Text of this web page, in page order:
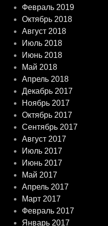
Февраль 2019
Октябрь 2018
Август 2018
Июль 2018
Июнь 2018
Май 2018
Апрель 2018
Декабрь 2017
Ноябрь 2017
Октябрь 2017
Сентябрь 2017
Август 2017
Июль 2017
Июнь 2017
Май 2017
Апрель 2017
Март 2017
Февраль 2017
Январь 2017